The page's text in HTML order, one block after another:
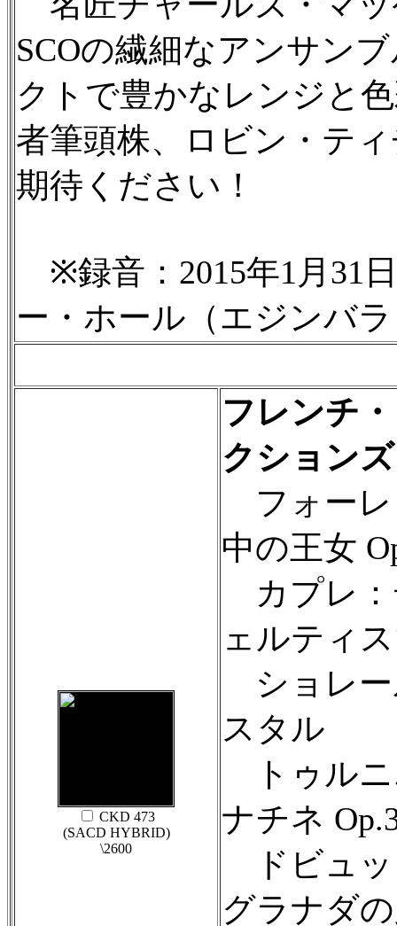
SCOの繊細なアンサン
クトで豊かなレンジと
者筆頭株、ロビン・テ
期待ください！
※録音：2015年1月31
ー・ホール（エジンバ
CKD 473
(SACD HYBRID)
\2600
フレンチ
クションズ
フォーレ
中の王女
カプレ：
ェルティ
ショレー
スタル
トゥルニ
ナチネ
ドビュッ
グラナダ